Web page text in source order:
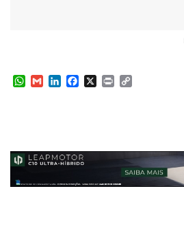
W
p
p
G
I
n
o
k
X
P
n
k